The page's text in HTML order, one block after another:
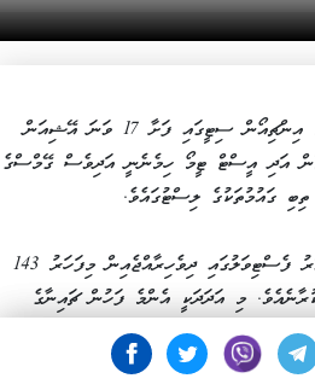
އަންނަ ހުކުރު ދުވަހު ދެކުނު ކޮރެއާގެ އިންޗިއޯން ސިޓީގައި ފަށާ 17 ވަނަ އޭޝިއަން
އަދި އީސްޓް ޓީމޯ ހިމެނެނީ އަދިވެސް ގޭމްސްގެ
ގައުމުތަކުގެ ލިސްޓުގައެވެ.
އޭޝިއާގައި ބާއްވާ އެންމެ ބޮޑު ކުޅިވަރު ފެސްޓިވަލުގައި ދިވެހިރާއްޖެއިން މިފަހަރު 143
މި އަދަދަކީ އެންމެ ފަހުން ޗައިނާގެ
ވަނަ އޭޝިއަން ގޭމްސްގައި ރާއްޖޭގެ ކޮންޓިންޖެންޓްގެ ފަރާތުން